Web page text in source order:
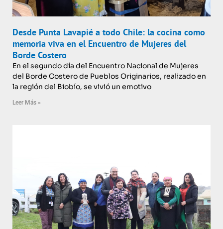
Desde Punta Lavapié a todo Chile: la cocina como
memoria viva en el Encuentro de Mujeres del
Borde Costero
En el segundo día del Encuentro Nacional de Mujeres
del Borde Costero de Pueblos Originarios, realizado en
la región del Biobío, se vivió un emotivo
Leer Más »